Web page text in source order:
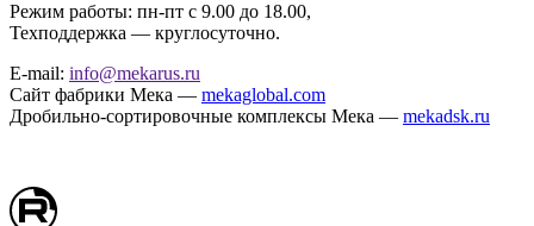
Режим работы: пн-пт с 9.00 до 18.00,
Техподдержка — круглосуточно.
E-mail: info@mekarus.ru
Сайт фабрики Мека — mekaglobal.com
Дробильно-сортировочные комплексы Мека — mekadsk.ru